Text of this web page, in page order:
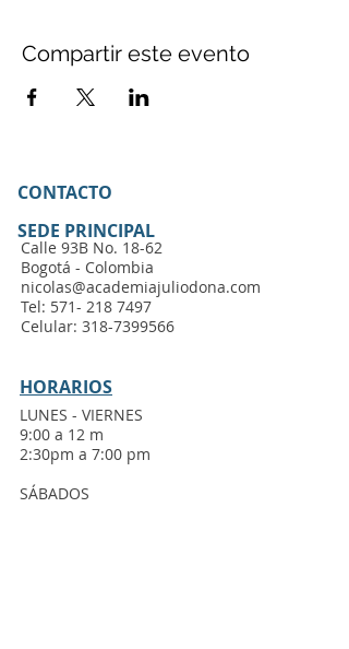
Compartir este evento
SEDE PRINCIPAL
CONTACTO
Calle 93B No. 18-62
Bogotá - Colombia
nicolas@academiajuliodona.com
Tel: 571- 218 7497
Celular: 318-7399566
HORARIOS
LUNES - VIERNES
9:00 a 12 m
2:30pm a 7:00 pm
SÁBADOS